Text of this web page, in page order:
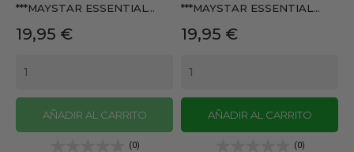
***MAYSTAR ESSENTIAL...
Precio
19,95 €
AÑADIR AL CARRITO
(0)
***MAYSTAR ESSENTIAL...
Precio
19,95 €
AÑADIR AL CARRITO
(0)